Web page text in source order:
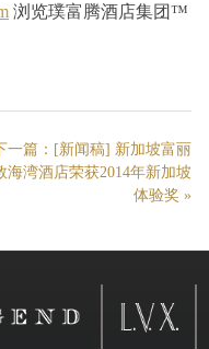
浏览璞富腾酒店集团™
一篇： [新闻稿] 新加坡富丽
海湾酒店荣获2014年新加坡
体验奖 »